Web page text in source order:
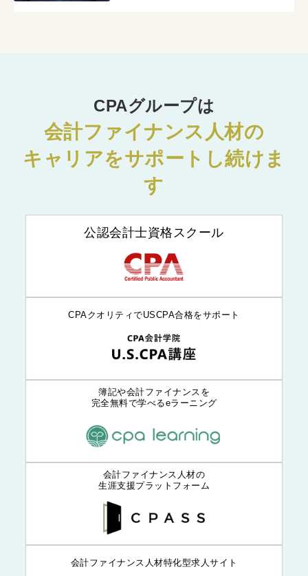
CPAグループは
会計ファイナンス人材の
キャリアをサポートし続けま
す
公認会計士資格スクール
CPAクオリティでUSCPA合格をサポート
簿記や会計ファイナンスを
完全無料で学べるeラーニング
会計ファイナンス人材の
生涯支援プラットフォーム
会計ファイナンス人材特化型求人サイト